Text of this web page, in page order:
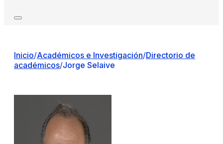
Inicio/Académicos e Investigación/Directorio de
académicos/Jorge Selaive